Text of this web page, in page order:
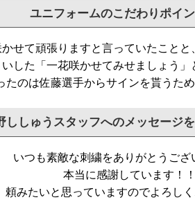
ユニフォームのこだわりポイ
せて頑張りますと言っていたこと
いした「一花咲かせてみせましょう」
のは佐藤選手からサインを貰うた
ししゅうスタッフへのメッセージ
いつも素敵な刺繍をありがとうござ
本当に感謝しています！！
頼みたいと思っていますのでよろし